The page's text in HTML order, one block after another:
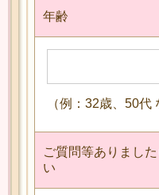
年齢
（例：32歳、50代
ご質問等ありまし
い